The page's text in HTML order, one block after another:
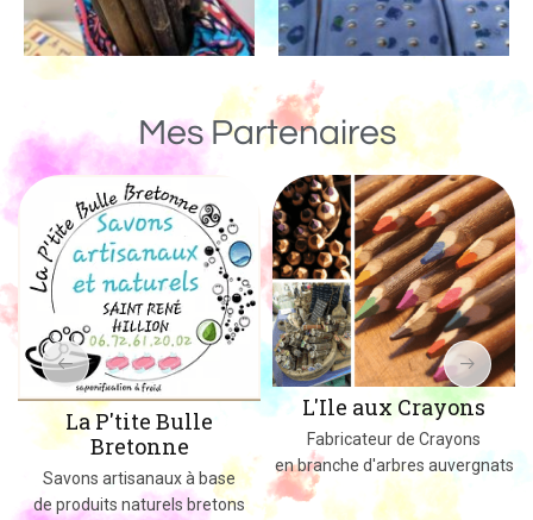
Mes Partenaires
La P'tite Bulle
Bretonne
Savons artisanaux à base
de produits naturels bretons
L'Ile aux Crayons
Fabricateur de Crayons
en branche d'arbres auvergnats